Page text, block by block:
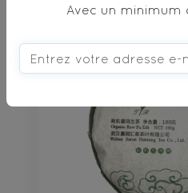
Avec un minimum